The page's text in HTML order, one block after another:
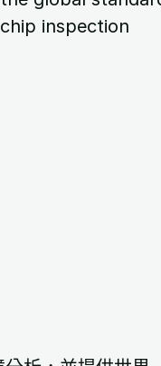
chip inspection